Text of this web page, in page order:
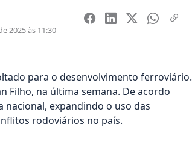
2025 às 11:30
para o desenvolvimento ferroviário.
Filho, na última semana. De acordo
expandindo o uso das
rodoviários no país.